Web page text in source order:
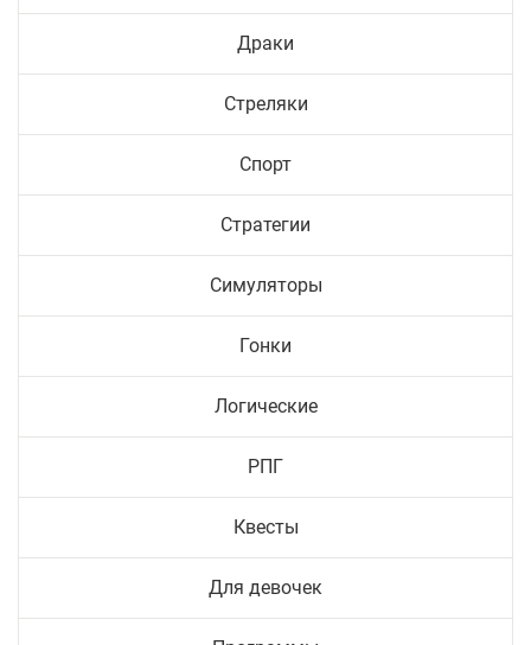
Драки
Стреляки
Спорт
Стратегии
Симуляторы
Гонки
Логические
РПГ
Квесты
Для девочек